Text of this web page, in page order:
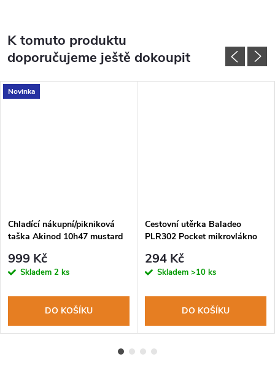
K tomuto produktu
doporučujeme ještě dokoupit
Novinka
Chladící nákupní/pikniková
taška Akinod 10h47 mustard
999 Kč
Skladem 2 ks
DO KOŠÍKU
Cestovní utěrka Baladeo
PLR302 Pocket mikrovlákno
294 Kč
Skladem >10 ks
DO KOŠÍKU